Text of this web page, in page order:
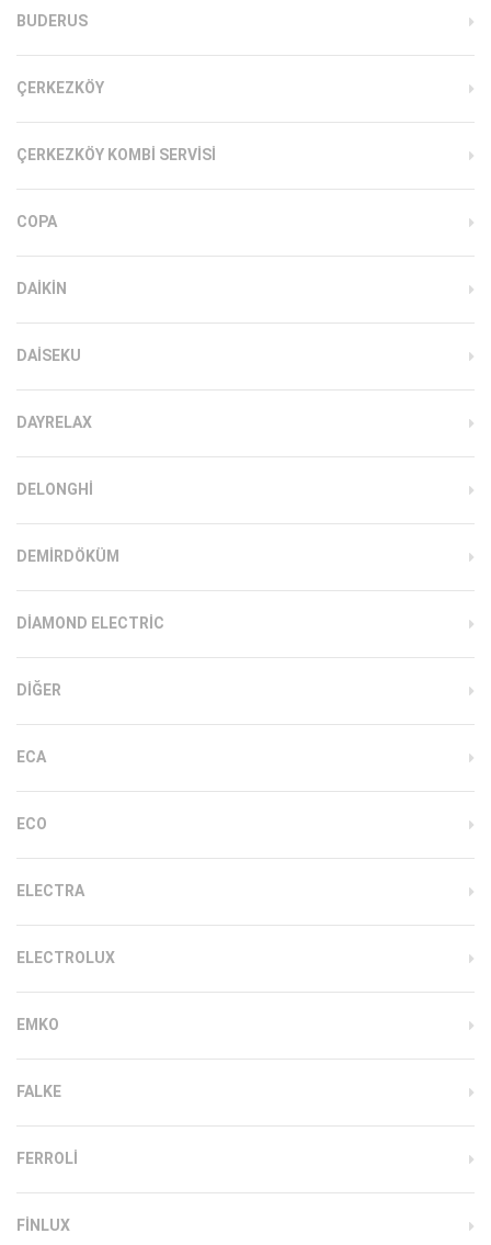
BUDERUS
ÇERKEZKÖY
ÇERKEZKÖY KOMBI SERVISI
COPA
DAIKIN
DAISEKU
DAYRELAX
DELONGHI
DEMIRDÖKÜM
DIAMOND ELECTRIC
DIĞER
ECA
ECO
ELECTRA
ELECTROLUX
EMKO
FALKE
FERROLI
FINLUX